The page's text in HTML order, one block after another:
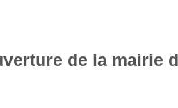
de la mairie